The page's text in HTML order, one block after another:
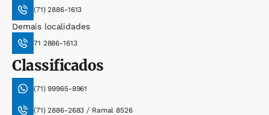
(71) 2886-1613
Demais localidades
71 2886-1613
Classificados
(71) 99965-8961
(71) 2886-2683 / Ramal 8526